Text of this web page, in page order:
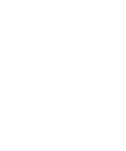
试方法 GB/T17447—2012
品药品监督管理总局【
BB/T0005—2010界定的以及
务平台 3.2 剂料
通过阀门按预定形态释出的
雾剂内容物通过其通道喷出